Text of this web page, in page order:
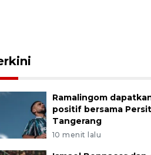
Ramalingom
positif bersama
Tangerang
10 menit lalu